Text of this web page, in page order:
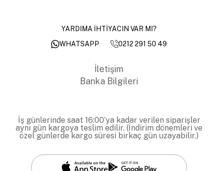
YARDIMA İHTİYACIN VAR MI?
WHATSAPP
0212 291 50 49
İletişim
Banka Bilgileri
İş günlerinde saat 16:00’ya kadar verilen siparişler
aynı gün kargoya teslim edilir. (İndirim dönemleri ve
özel günlerde kargo süresi birkaç gün uzayabilir.)